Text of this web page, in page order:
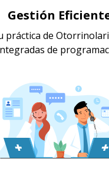
Gestión
práctica de
de